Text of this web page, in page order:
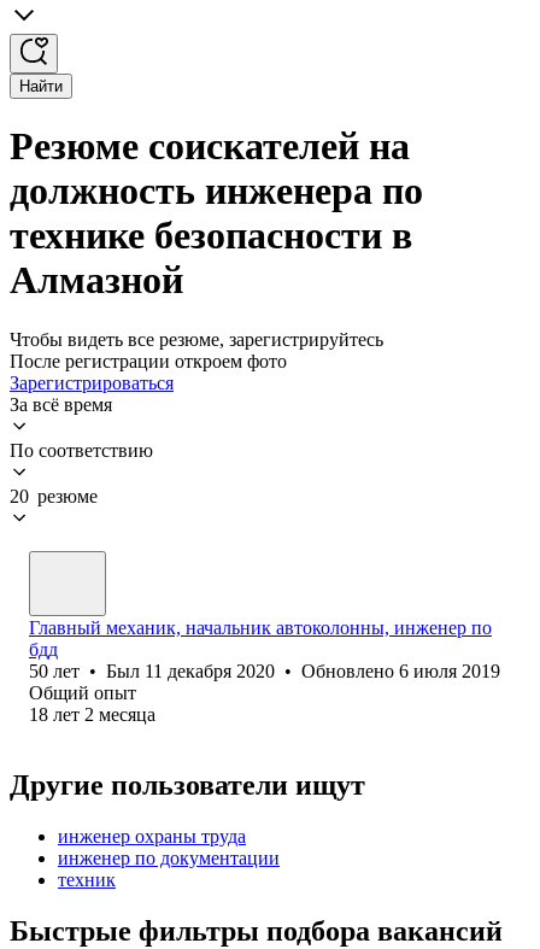
Найти
Резюме соискателей на
должность инженера по
технике безопасности в
Алмазной
Чтобы видеть все резюме, зарегистрируйтесь
После регистрации откроем фото
Зарегистрироваться
За всё время
По соответствию
20 резюме
Главный механик, начальник автоколонны, инженер по
бдд
50 лет • Был 11 декабря 2020 • Обновлено 6 июля 2019
Общий опыт
18 лет 2 месяца
Другие пользователи ищут
инженер охраны труда
инженер по документации
техник
Быстрые фильтры подбора вакансий